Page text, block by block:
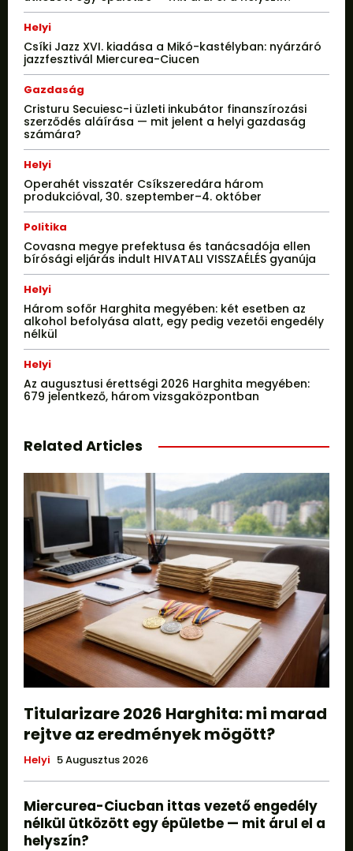
Helyi
Csíki Jazz XVI. kiadása a Mikó-kastélyban: nyárzáró
jazzfesztivál Miercurea-Ciucen
Gazdaság
Cristuru Secuiesc-i üzleti inkubátor finanszírozási
szerződés aláírása — mit jelent a helyi gazdaság
számára?
Helyi
Operahét visszatér Csíkszeredára három
produkcióval, 30. szeptember–4. október
Politika
Covasna megye prefektusa és tanácsadója ellen
bírósági eljárás indult HIVATALI VISSZAÉLÉS gyanúja
Helyi
Három sofőr Harghita megyében: két esetben az
alkohol befolyása alatt, egy pedig vezetői engedély
nélkül
Helyi
Az augusztusi érettségi 2026 Harghita megyében:
679 jelentkező, három vizsgaközpontban
Related Articles
Titularizare 2026 Harghita: mi marad
rejtve az eredmények mögött?
Helyi 5 Augusztus 2026
Miercurea-Ciucban ittas vezető engedély
nélkül ütközött egy épületbe — mit árul el a
helyszín?